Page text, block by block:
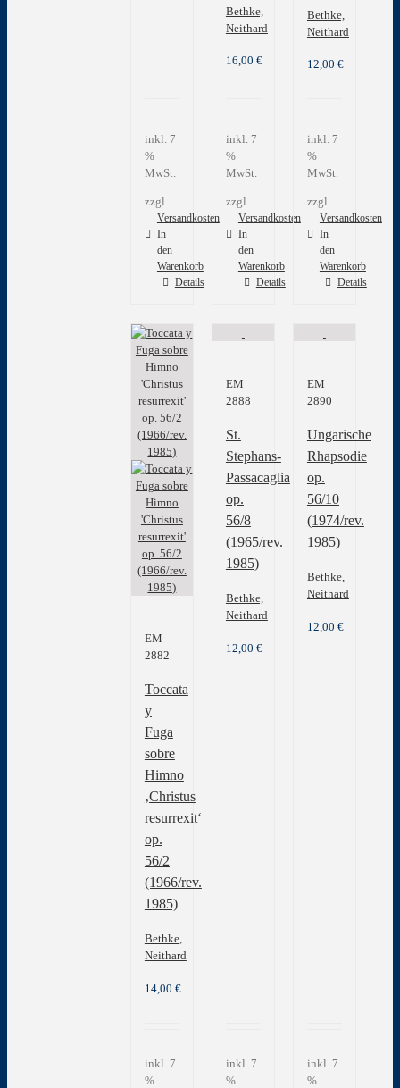
inkl. 7
%
MwSt.
zzgl.
Versandkosten
In
den
Warenkorb
Details
Bethke,
Neithard
16,00 €
inkl. 7
%
MwSt.
zzgl.
Versandkosten
In
den
Warenkorb
Details
Bethke,
Neithard
12,00 €
inkl. 7
%
MwSt.
zzgl.
Versandkosten
In
den
Warenkorb
Details
EM
2882
Toccata
y
Fuga
sobre
Himno
‚Christus
resurrexit‘
op.
56/2
(1966/rev.
1985)
Bethke,
Neithard
14,00 €
inkl. 7
%
EM
2888
St.
Stephans-
Passacaglia
op.
56/8
(1965/rev.
1985)
Bethke,
Neithard
12,00 €
inkl. 7
%
EM
2890
Ungarische
Rhapsodie
op.
56/10
(1974/rev.
1985)
Bethke,
Neithard
12,00 €
inkl. 7
%